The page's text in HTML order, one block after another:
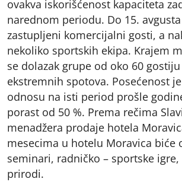
ovakva iskorišćenost kapaciteta
narednom periodu. Do 15.
zastupljeni komercijalni gosti, a
nekoliko sportskih ekipa. Krajem
se dolazak grupe od oko 60 gostiju
ekstremnih spotova. Posećenost
odnosu na isti period prošle
porast od 50 %. Prema rečima
menadžera prodaje hotela
mesecima u hotelu Moravica biće
seminari, radničko – sportske
prirodi.